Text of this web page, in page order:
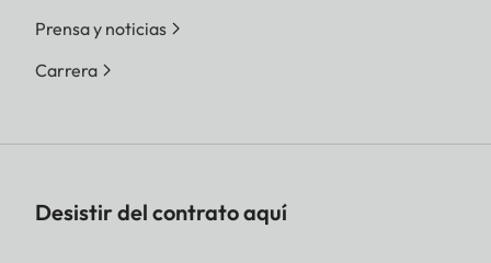
Prensa y noticias
Carrera
Desistir del contrato aquí